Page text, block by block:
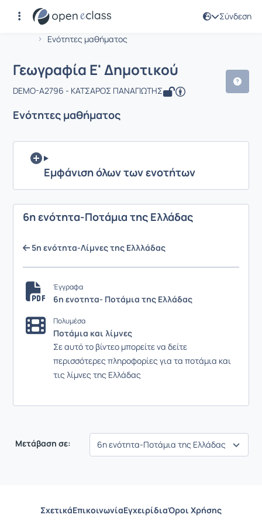
Σύνδεση
Αρχική Σελίδα
Ενότητες μαθήματος
Μάθημα : Γεωγραφία Ε' Δημοτικού
Γεωγραφία Ε' Δημοτικού
DEMO-A2796 - ΚΑΤΣΑΡΟΣ ΠΑΝΑΓΙΩΤΗΣ
Ενότητες μαθήματος
Εμφάνιση όλων των ενοτήτων
6η ενότητα-Ποτάμια της Ελλάδας
5η ενότητα-Λίμνες της Ελλλάδας
Έγγραφα
6η ενοτητα- Ποτάμια της Ελλάδας
Πολυμέσα
Ποτάμια και λίμνες
Σε αυτό το βίντεο μπορείτε να δείτε
περισσότερες πληροφορίες για τα ποτάμια και
τις λίμνες της Ελλάδας
Μετάβαση σε:
ΣχετικάΕπικοινωνίαΕγχειρίδιαΌροι Χρήσης